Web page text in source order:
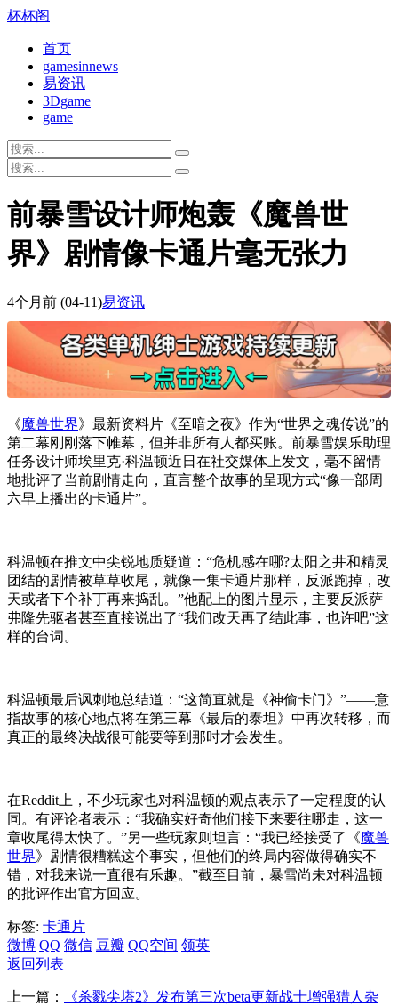
杯杯阁
首页
gamesinnews
易资讯
3Dgame
game
前暴雪设计师炮轰《魔兽世
界》剧情像卡通片毫无张力
4个月前 (04-11)易资讯
《魔兽世界》最新资料片《至暗之夜》作为“世界之魂传说”的
第二幕刚刚落下帷幕，但并非所有人都买账。前暴雪娱乐助理
任务设计师埃里克·科温顿近日在社交媒体上发文，毫不留情
地批评了当前剧情走向，直言整个故事的呈现方式“像一部周
六早上播出的卡通片”。
科温顿在推文中尖锐地质疑道：“危机感在哪?太阳之井和精灵
团结的剧情被草草收尾，就像一集卡通片那样，反派跑掉，改
天或者下个补丁再来捣乱。”他配上的图片显示，主要反派萨
弗隆先驱者甚至直接说出了“我们改天再了结此事，也许吧”这
样的台词。
科温顿最后讽刺地总结道：“这简直就是《神偷卡门》”——意
指故事的核心地点将在第三幕《最后的泰坦》中再次转移，而
真正的最终决战很可能要等到那时才会发生。
在Reddit上，不少玩家也对科温顿的观点表示了一定程度的认
同。有评论者表示：“我确实好奇他们接下来要往哪走，这一
章收尾得太快了。”另一些玩家则坦言：“我已经接受了《魔兽
世界》剧情很糟糕这个事实，但他们的终局内容做得确实不
错，对我来说一直很有乐趣。”截至目前，暴雪尚未对科温顿
的批评作出官方回应。
标签: 卡通片
微博 QQ 微信 豆瓣 QQ空间 领英
返回列表
上一篇：
《杀戮尖塔2》发布第三次beta更新战士增强猎人杂